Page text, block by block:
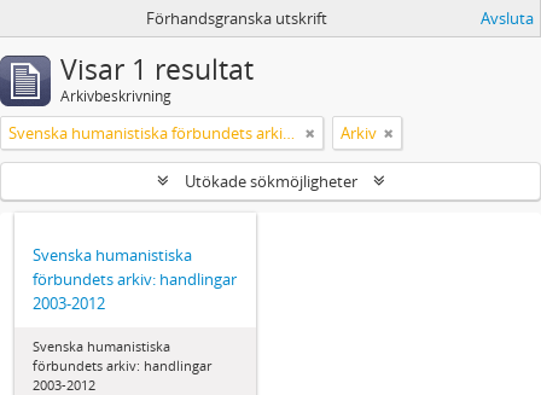
Förhandsgranska utskrift Avsluta
Visar 1 resultat
Arkivbeskrivning
Svenska humanistiska förbundets arkiv: handlingar 2003-2012 Arkiv
Utökade sökmöjligheter
Svenska humanistiska
förbundets arkiv: handlingar
2003-2012
Svenska humanistiska
förbundets arkiv: handlingar
2003-2012